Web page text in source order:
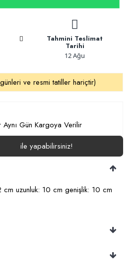
Tahmini Teslimat
Tarihi
12 Ağu
ve resmi tatiller hariçtir)
Gün Kargoya Verilir
ile yapabilirsiniz!
cm uzunluk: 10 cm genişlik: 10 cm